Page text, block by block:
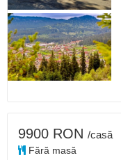
9900 RON /casă
Fără masă